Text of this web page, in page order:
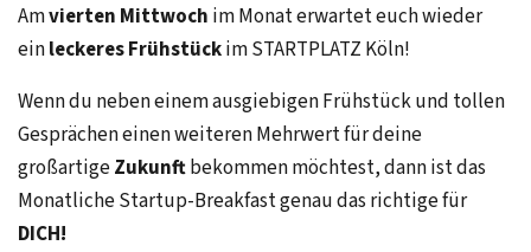
Amvierten Mittwoch im Monaterwartet euch wieder
einleckeres Frühstückim STARTPLATZ Köln!
Wenn du neben einem ausgiebigen Frühstück und tollen
Gesprächen einen weiteren Mehrwert für deine
großartigeZukunftbekommen möchtest, dann ist das
Monatliche Startup-Breakfast genau das richtige für
DICH!